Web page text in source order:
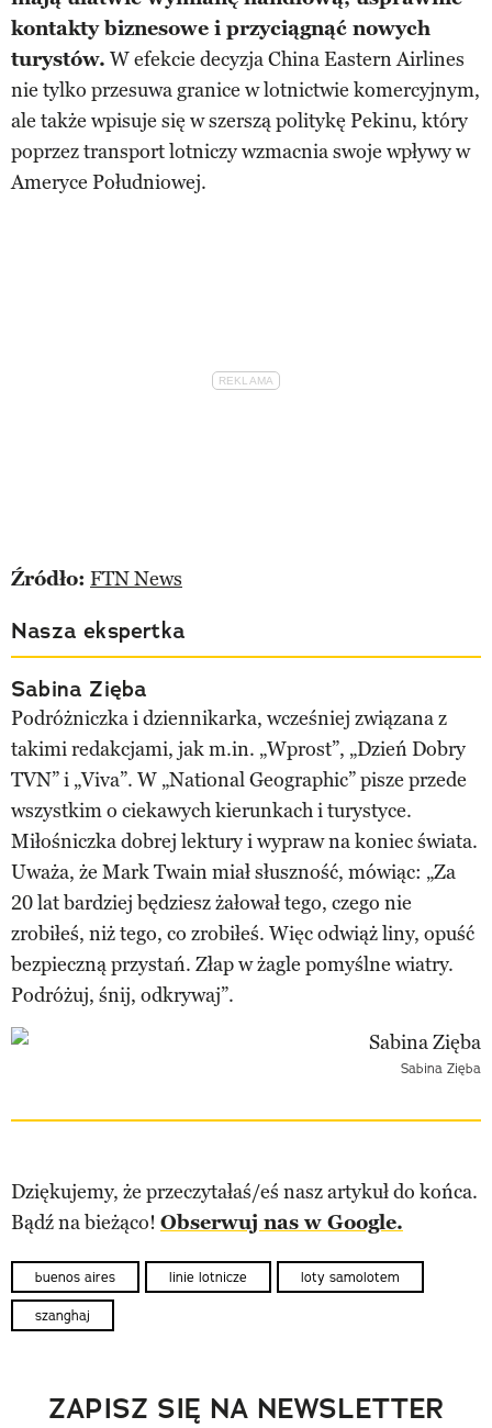
kontakty biznesowe i przyciągnąć nowych
turystów. W efekcie decyzja China Eastern Airlines
nie tylko przesuwa granice w lotnictwie komercyjnym,
ale także wpisuje się w szerszą politykę Pekinu, który
poprzez transport lotniczy wzmacnia swoje wpływy w
Ameryce Południowej.
Źródło: FTN News
Nasza ekspertka
Sabina Zięba
Podróżniczka i dziennikarka, wcześniej związana z
takimi redakcjami, jak m.in. „Wprost”, „Dzień Dobry
TVN” i „Viva”. W „National Geographic” pisze przede
wszystkim o ciekawych kierunkach i turystyce.
Miłośniczka dobrej lektury i wypraw na koniec świata.
Uważa, że Mark Twain miał słuszność, mówiąc: „Za
20 lat bardziej będziesz żałował tego, czego nie
zrobiłeś, niż tego, co zrobiłeś. Więc odwiąż liny, opuść
bezpieczną przystań. Złap w żagle pomyślne wiatry.
Podróżuj, śnij, odkrywaj”.
Sabina Zięba
Dziękujemy, że przeczytałaś/eś nasz artykuł do końca.
Bądź na bieżąco! Obserwuj nas w Google.
buenos aires linie lotnicze loty samolotem
szanghaj
ZAPISZ SIĘ NA NEWSLETTER